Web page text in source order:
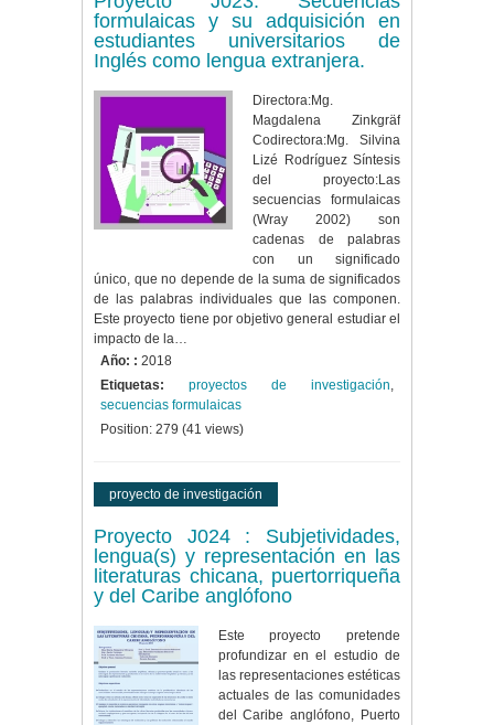
formulaicas y su adquisición en
estudiantes universitarios de
Inglés como lengua extranjera.
Directora:Mg.
Magdalena Zinkgräf
Codirectora:Mg. Silvina
Lizé Rodríguez Síntesis
del proyecto:Las
secuencias formulaicas
(Wray 2002) son
cadenas de palabras
con un significado
único, que no depende de la suma de significados
de las palabras individuales que las componen.
Este proyecto tiene por objetivo general estudiar el
impacto de la…
Año: : 2018
Etiquetas:
proyectos de investigación,
secuencias formulaicas
Position: 279 (41 views)
proyecto de investigación
Proyecto J024 : Subjetividades,
lengua(s) y representación en las
literaturas chicana, puertorriqueña
y del Caribe anglófono
Este proyecto pretende
profundizar en el estudio de
las representaciones estéticas
actuales de las comunidades
del Caribe anglófono, Puerto